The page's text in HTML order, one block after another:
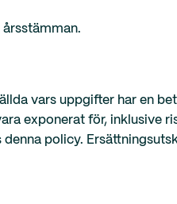
vars uppgifter har en
exponerat för, inklusive
policy.